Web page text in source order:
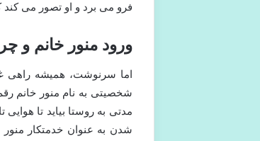
فرو می برد و او تصور می
ورود منور خانم
اما سرنوشت، همیشه راهی
شخصیتی به نام منور خانم
مدتی به روستا بیاید تا
شدن به عنوان خدمتکار منور